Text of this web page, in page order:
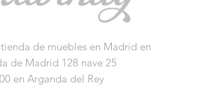
de muebles en Madrid en
de Madrid 128 nave 25
en Arganda del Rey